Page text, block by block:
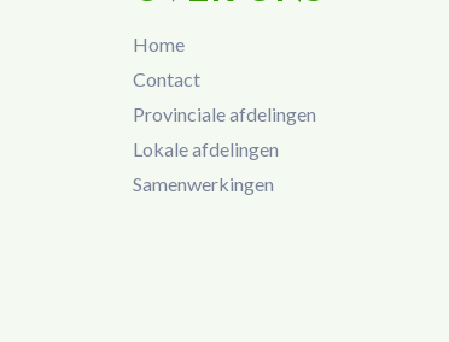
Home
Contact
Provinciale afdelingen
Lokale afdelingen
Samenwerkingen